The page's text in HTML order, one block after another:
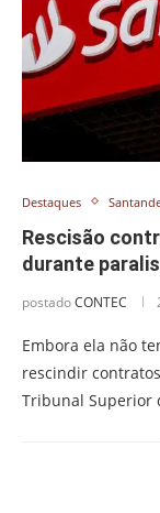
Destaques
Rescisão
durante
postadoCONTEC
Embora ela não
rescindir
Tribunal Superior